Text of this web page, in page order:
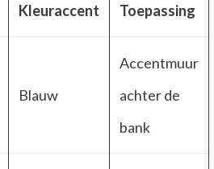
Kleuraccent Toepassing
Blauw
Accentmuur
achter de
bank